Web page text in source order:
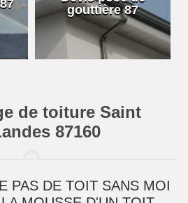
gouttière 87
de toiture Saint
87160
PAS DE TOIT SANS MOI